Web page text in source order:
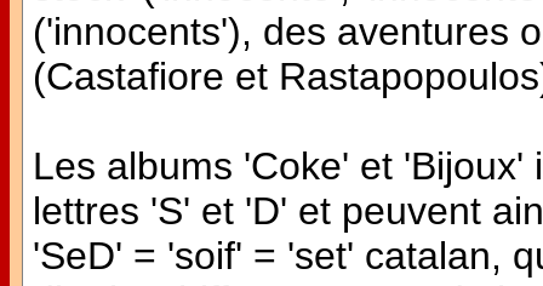
('innocents'), des aventures
(Castafiore et
Les albums 'Coke' et
lettres 'S' et 'D' et peuvent
'SeD' = 'soif' = 'set' catalan,